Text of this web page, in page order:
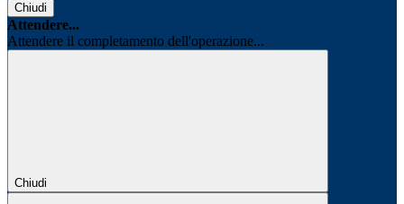
Chiudi
Attendere...
Attendere il completamento dell'operazione...
Chiudi